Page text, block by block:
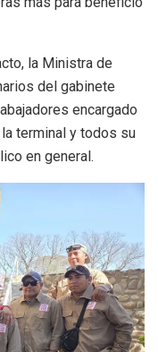
la Ministra de
del gabinete
encargado
terminal y todos su
en general.